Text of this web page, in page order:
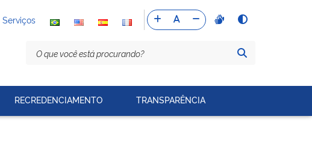
Serviços
RECREDENCIAMENTO TRANSPARÊNCIA